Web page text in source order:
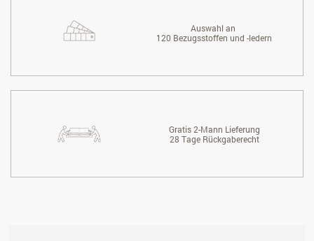
Auswahl an
120 Bezugsstoffen und -ledern
Gratis 2-Mann Lieferung
28 Tage Rückgaberecht